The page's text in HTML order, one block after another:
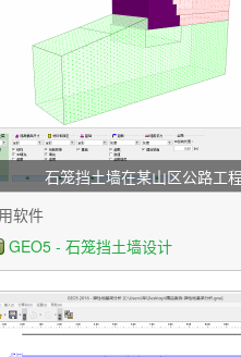
石笼挡土墙在某山区公路工
软件
GEO5 - 石笼挡土墙设计